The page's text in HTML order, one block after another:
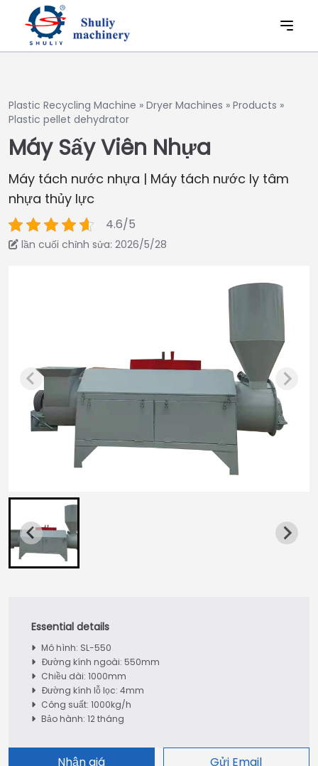
Plastic Recycling Machine » Dryer Machines » Products »
Plastic pellet dehydrator
Máy Sấy Viên Nhựa
Máy tách nước nhựa | Máy tách nước ly tâm
nhựa thủy lực
4.6/5
lần cuối chỉnh sửa: 2026/5/28
Mô hình: SL-550
Đường kính ngoài: 550mm
Chiều dài: 1000mm
Đường kính lỗ lọc: 4mm
Công suất: 1000kg/h
Bảo hành: 12 tháng
Nhận giá Gửi Email